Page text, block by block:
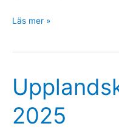
Fritidskortet
Läs mer »
2025